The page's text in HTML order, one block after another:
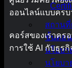
สถานที่
ขั้นตอน
นโยบา
นโยบา
ออนไลน์แบบครบ
คอร์สของเราคร
การใช้ AI กับธุร